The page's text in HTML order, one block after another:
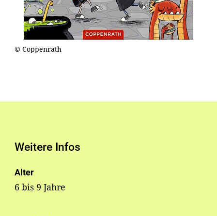
© Coppenrath
Weitere Infos
Alter
6 bis 9 Jahre